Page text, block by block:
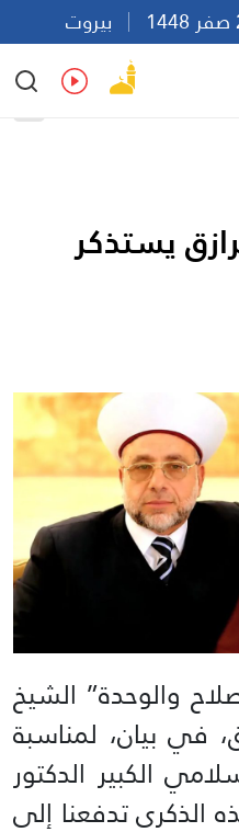
بيروت
Ar
يستذكر
والوحدة” الشيخ
في بيان، لمناسبة
الكبير الدكتور
الذكرى تدفعنا إلى